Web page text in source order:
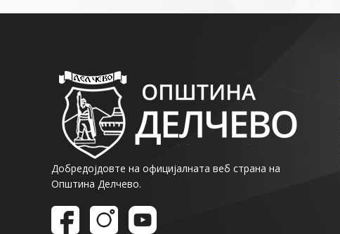
Добредојдовте на официјалната веб страна на
Општина Делчево.